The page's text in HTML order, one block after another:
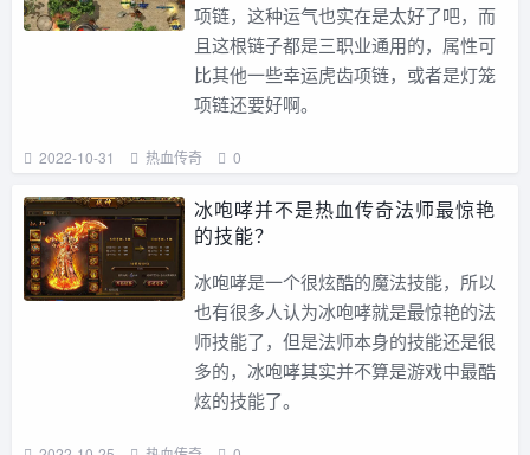
项链，这种运气也实在是太好了吧，而
且这根链子都是三职业通用的，属性可
比其他一些幸运虎齿项链，或者是灯笼
项链还要好啊。
2022-10-31 热血传奇 0
冰咆哮并不是热血传奇法师最惊艳
的技能？
冰咆哮是一个很炫酷的魔法技能，所以
也有很多人认为冰咆哮就是最惊艳的法
师技能了，但是法师本身的技能还是很
多的，冰咆哮其实并不算是游戏中最酷
炫的技能了。